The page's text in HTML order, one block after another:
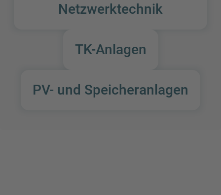
Netzwerktechnik
TK-Anlagen
PV- und Speicheranlagen